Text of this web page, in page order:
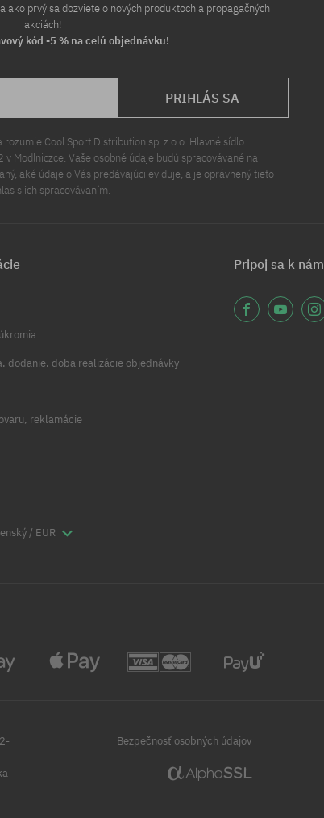
ako prvý sa dozviete o nových produktoch a propagačných
akciách!
kód -5 % na celú objednávku!
PRIHLÁS SA
Cool Sport Distribution sp. z o.o. Hlavné sídlo
Modlniczce. Vaše osobné údaje budú spracovávané na
aké údaje o Vás predávajúci eviduje, a je oprávnený tieto
s ich spracovávaním.
dodanie, doba realizácie objednávky
reklamácie
/ EUR
Pripoj sa k nám
Bezpečnosť osobných údajov